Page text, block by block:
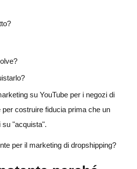
su YouTube che i negozi di
a Caso
Commerciali
su YouTube per i negozi di
per costruire fiducia prima che un
"acquista".
per il marketing di dropshipping?